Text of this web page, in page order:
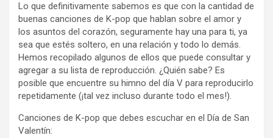
Lo que definitivamente sabemos es que con la cantidad de
buenas canciones de K-pop que hablan sobre el amor y
los asuntos del corazón, seguramente hay una para ti, ya
sea que estés soltero, en una relación y todo lo demás.
Hemos recopilado algunos de ellos que puede consultar y
agregar a su lista de reproducción. ¿Quién sabe? Es
posible que encuentre su himno del día V para reproducirlo
repetidamente (¡tal vez incluso durante todo el mes!).
Canciones de K-pop que debes escuchar en el Día de San
Valentín: